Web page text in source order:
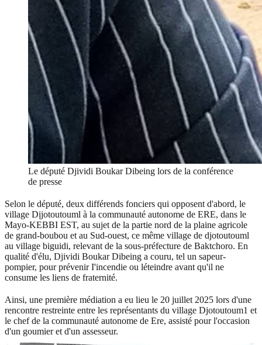
Le député Djividi Boukar Dibeing lors de la conférence
de presse
Selon le député, deux différends fonciers qui opposent d'abord, le
village Dịjotoutouml à la communauté autonome de ERE, dans le
Mayo-KEBBI EST, au sujet de la partie nord de la plaine agricole
de grand-boubou et au Sud-ouest, ce même village de djotoutouml
au village biguidi, relevant de la sous-préfecture de Baktchoro. En
qualité d'élu, Djividi Boukar Dibeing a couru, tel un sapeur-
pompier, pour prévenir I'incendie ou léteindre avant qu'il ne
consume les liens de fraternité.
Ainsi, une première médiation a eu lieu le 20 juillet 2025 lors d'une
rencontre restreinte entre les représentants du village Djotoutoum1 et
le chef de la communauté autonome de Ere, assisté pour l'occasion
d'un goumier et d'un assesseur.